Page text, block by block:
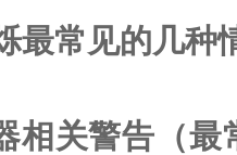
最常见的几种
相关警告（